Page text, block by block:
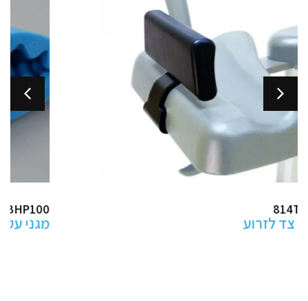
מגני עקב למניעת פצעי לחץ